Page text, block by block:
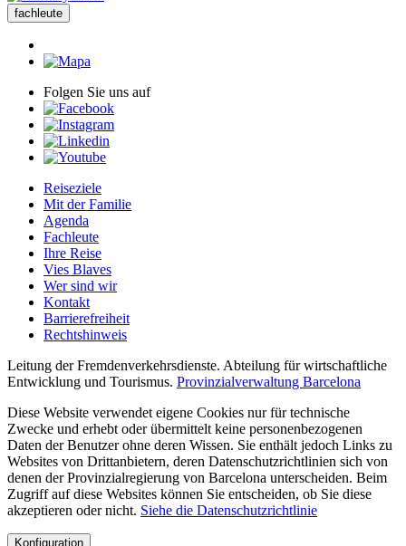
fachleute
Folgen Sie uns auf
Reiseziele
Mit der Familie
Agenda
Fachleute
Ihre Reise
Vies Blaves
Wer sind wir
Kontakt
Barrierefreiheit
Rechtshinweis
Leitung der Fremdenverkehrsdienste. Abteilung für wirtschaftliche
Entwicklung und Tourismus. Provinzialverwaltung Barcelona
Diese Website verwendet eigene Cookies nur für technische
Zwecke und erhebt oder übermittelt keine personenbezogenen
Daten der Benutzer ohne deren Wissen. Sie enthält jedoch Links zu
Websites von Drittanbietern, deren Datenschutzrichtlinien sich von
denen der Provinzialregierung von Barcelona unterscheiden. Beim
Zugriff auf diese Websites können Sie entscheiden, ob Sie diese
akzeptieren oder nicht. Siehe die Datenschutzrichtlinie
Konfiguration